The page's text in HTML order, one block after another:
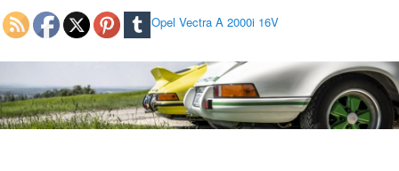
Opel Vectra A 2000i 16V